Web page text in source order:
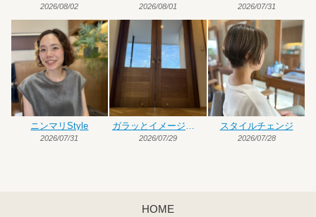
2026/08/02 2026/08/01 2026/07/31
ニンマリStyle
2026/07/31 2026/07/29
スタイルチェンジ
2026/07/28
HOME